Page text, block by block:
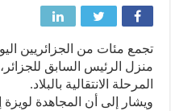
الرئيس السابق للجزائر،
الانتقالية بالبلاد.
إلى أن المجاهدة لويزة